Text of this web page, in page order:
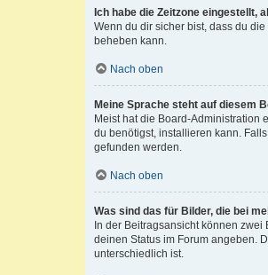
Ich habe die Zeitzone eingestellt,
Wenn du dir sicher bist, dass du
beheben kann.
Nach oben
Meine Sprache steht auf diesem
Meist hat die Board-Administration
du benötigst, installieren kann.
gefunden werden.
Nach oben
Was sind das für Bilder, die bei
In der Beitragsansicht können
deinen Status im Forum angeben.
unterschiedlich ist.